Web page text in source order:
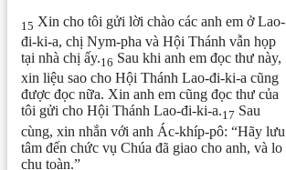
15 Xin cho tôi gửi lời chào các anh em ở Lao-
đi-ki-a, chị Nym-pha và Hội Thánh vẫn họp
tại nhà chị ấy.16 Sau khi anh em đọc thư này,
xin liệu sao cho Hội Thánh Lao-đi-ki-a cũng
được đọc nữa. Xin anh em cũng đọc thư của
tôi gửi cho Hội Thánh Lao-đi-ki-a.17 Sau
cùng, xin nhắn với anh Ác-khíp-pô: “Hãy lưu
tâm đến chức vụ Chúa đã giao cho anh, và lo
chu toàn.”